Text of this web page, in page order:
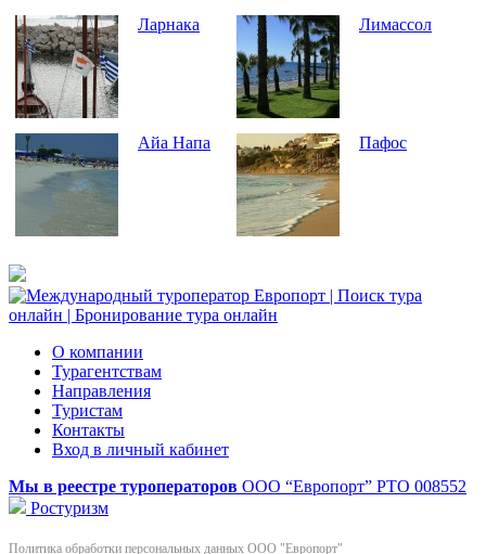
Ларнака Лимассол
Айа Напа Пафос
О компании
Турагентствам
Направления
Туристам
Контакты
Вход в личный кабинет
Мы в реестре туроператоров ООО “Европорт” РТО 008552
Ростуризм
Политика обработки персональных данных ООО "Европорт"